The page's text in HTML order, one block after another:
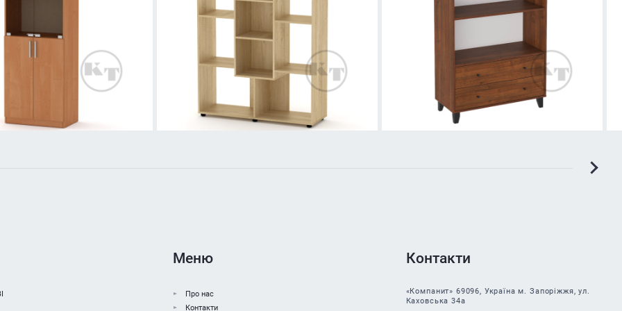
Меню
Про нас
Контакти
Контакти
«Компанит» 69096, Україна м. Запоріжжя, ул.
Каховська 34а